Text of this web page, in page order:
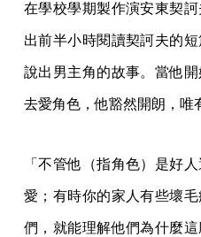
在學校學期製作演安東契
出前半小時閱讀契訶夫的
說出男主角的故事。當他
去愛角色，他豁然開朗，唯
「不管他（指角色）是好
愛；有時你的家人有些壞
們，就能理解他們為什麼這